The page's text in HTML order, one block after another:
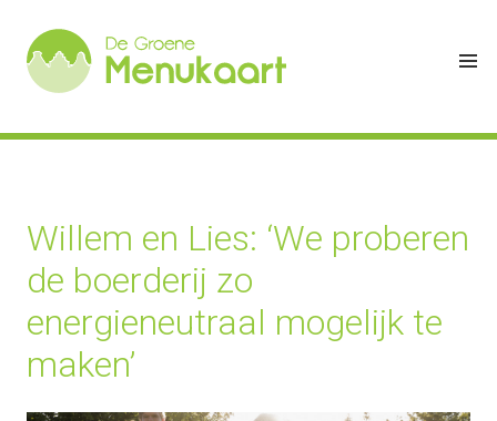
Willem en Lies: ‘We proberen
de boerderij zo
energieneutraal mogelijk te
maken’